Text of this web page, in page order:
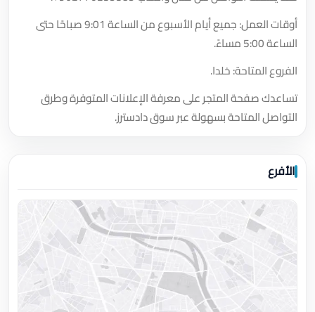
أوقات العمل: جميع أيام الأسبوع من الساعة 9:01 صباحًا حتى
الساعة 5:00 مساءً.
الفروع المتاحة: خلدا.
تساعدك صفحة المتجر على معرفة الإعلانات المتوفرة وطرق
التواصل المتاحة بسهولة عبر سوق دادسترز.
الأفرع